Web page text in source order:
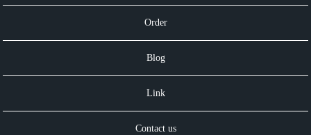
Order
Blog
Link
Contact us